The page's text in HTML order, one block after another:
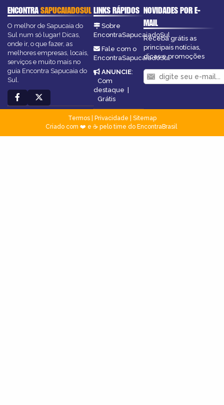
ENCONTRASAPUCAIADOSUL
O melhor de Sapucaia do
Sul num só lugar! Dicas,
onde ir, o que fazer, as
melhores empresas, locais,
serviços e muito mais no
guia Encontra Sapucaia do
Sul.
LINKS RÁPIDOS
Sobre
EncontraSapucaiadoSul
Fale com o
EncontraSapucaiadoSul
ANUNCIE:
Com
destaque |
Grátis
NOVIDADES POR E-
MAIL
Receba grátis as
principais notícias,
dicas e promoções
Termos| Privacidade
Sitemap
Criado com ❤️ e ☕ pelo time do EncontraBrasil